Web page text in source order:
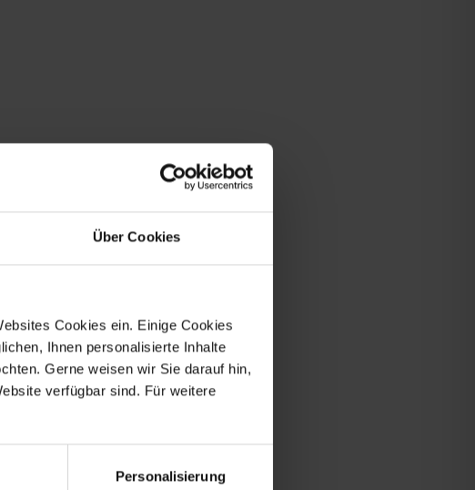
Über Cookies
Cookies ein. Einige Cookies
Ihnen personalisierte Inhalte
Gerne weisen wir Sie darauf hin,
verfügbar sind. Für weitere
Personalisierung